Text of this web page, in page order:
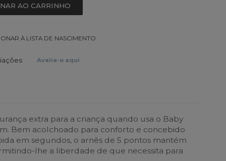
AO CARRINHO
À LISTA DE NASCIMENTO
Avalia-o aqui
extra para a criança quando usa o Baby
Bem acolchoado para conforto e concebido
em segundos, o arnês de 5 pontos mantém
lhe a liberdade de que necessita para